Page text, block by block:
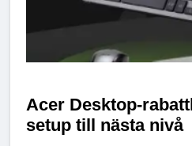
Acer Desktop-
setup till nästa nivå